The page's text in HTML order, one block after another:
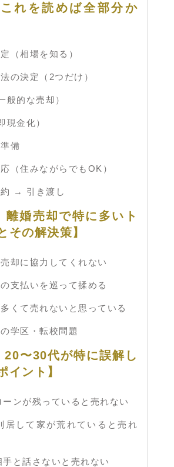
れを読めば全部分か
（相場を知る）
の決定（2つだけ）
般的な売却）
現金化）
備
（住みながらでもOK）
→ 引き渡し
離婚売却で特に多いト
その解決策】
却に協力してくれない
支払いを巡って揉める
くて売れないと思っている
学区・転校問題
20〜30代が特に誤解し
イント】
ーンが残っていると売れない
居して家が荒れていると売れ
手と話さないと売れない